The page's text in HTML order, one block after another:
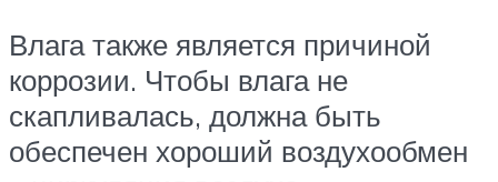
Влага также является причиной
коррозии. Чтобы влага не
скапливалась, должна быть
обеспечен хороший воздухообмен